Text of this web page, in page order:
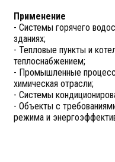
Применение
- Системы горячего
зданиях;
- Тепловые пункты и
теплоснабжением;
- Промышленные
химическая отрасли;
- Системы
- Объекты с
режима и